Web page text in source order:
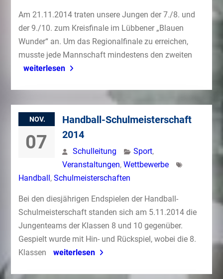
Am 21.11.2014 traten unsere Jungen der 7./8. und
der 9./10. zum Kreisfinale im Lübbener „Blauen
Wunder“ an. Um das Regionalfinale zu erreichen,
musste jede Mannschaft mindestens den zweiten
weiterlesen
NOV.
07
Handball-Schulmeisterschaft
2014
Schulleitung Sport,
Veranstaltungen, Wettbewerbe
Handball, Schulmeisterschaften
Bei den diesjährigen Endspielen der Handball-
Schulmeisterschaft standen sich am 5.11.2014 die
Jungenteams der Klassen 8 und 10 gegenüber.
Gespielt wurde mit Hin- und Rückspiel, wobei die 8.
Klassen
weiterlesen